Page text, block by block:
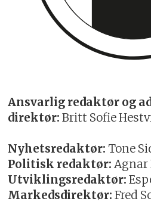
Ansvarlig redaktør og
direktør: Britt Sofie
Nyhetsredaktør: Tone
Politisk redaktør: Agnar
Utviklingsredaktør:
Markedsdirektør: Fred